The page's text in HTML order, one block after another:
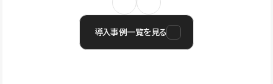
導入事例一覧を見る